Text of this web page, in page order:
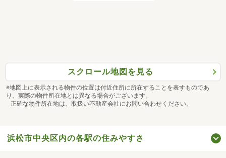
スクロール地図を見る
※地図上に表示される物件の位置は付近住所に所在することを表すものであ
り、実際の物件所在地とは異なる場合がございます。
正確な物件所在地は、取扱い不動産会社にお問い合わせください。
浜松市中央区内の各駅の住みやすさ